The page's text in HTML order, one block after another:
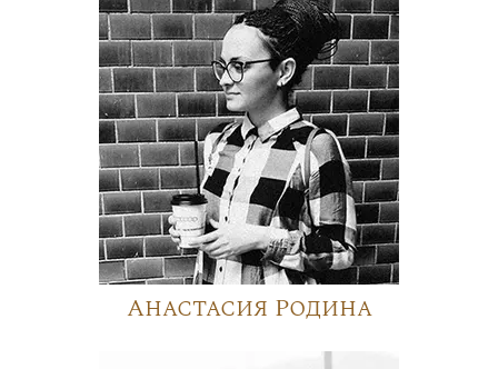
Анастасия Родина